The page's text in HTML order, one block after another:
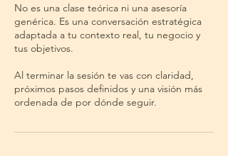
No es una clase teórica ni una asesoría
genérica. Es una conversación estratégica
adaptada a tu contexto real, tu negocio y
tus objetivos.
Al terminar la sesión te vas con claridad,
próximos pasos definidos y una visión más
ordenada de por dónde seguir.